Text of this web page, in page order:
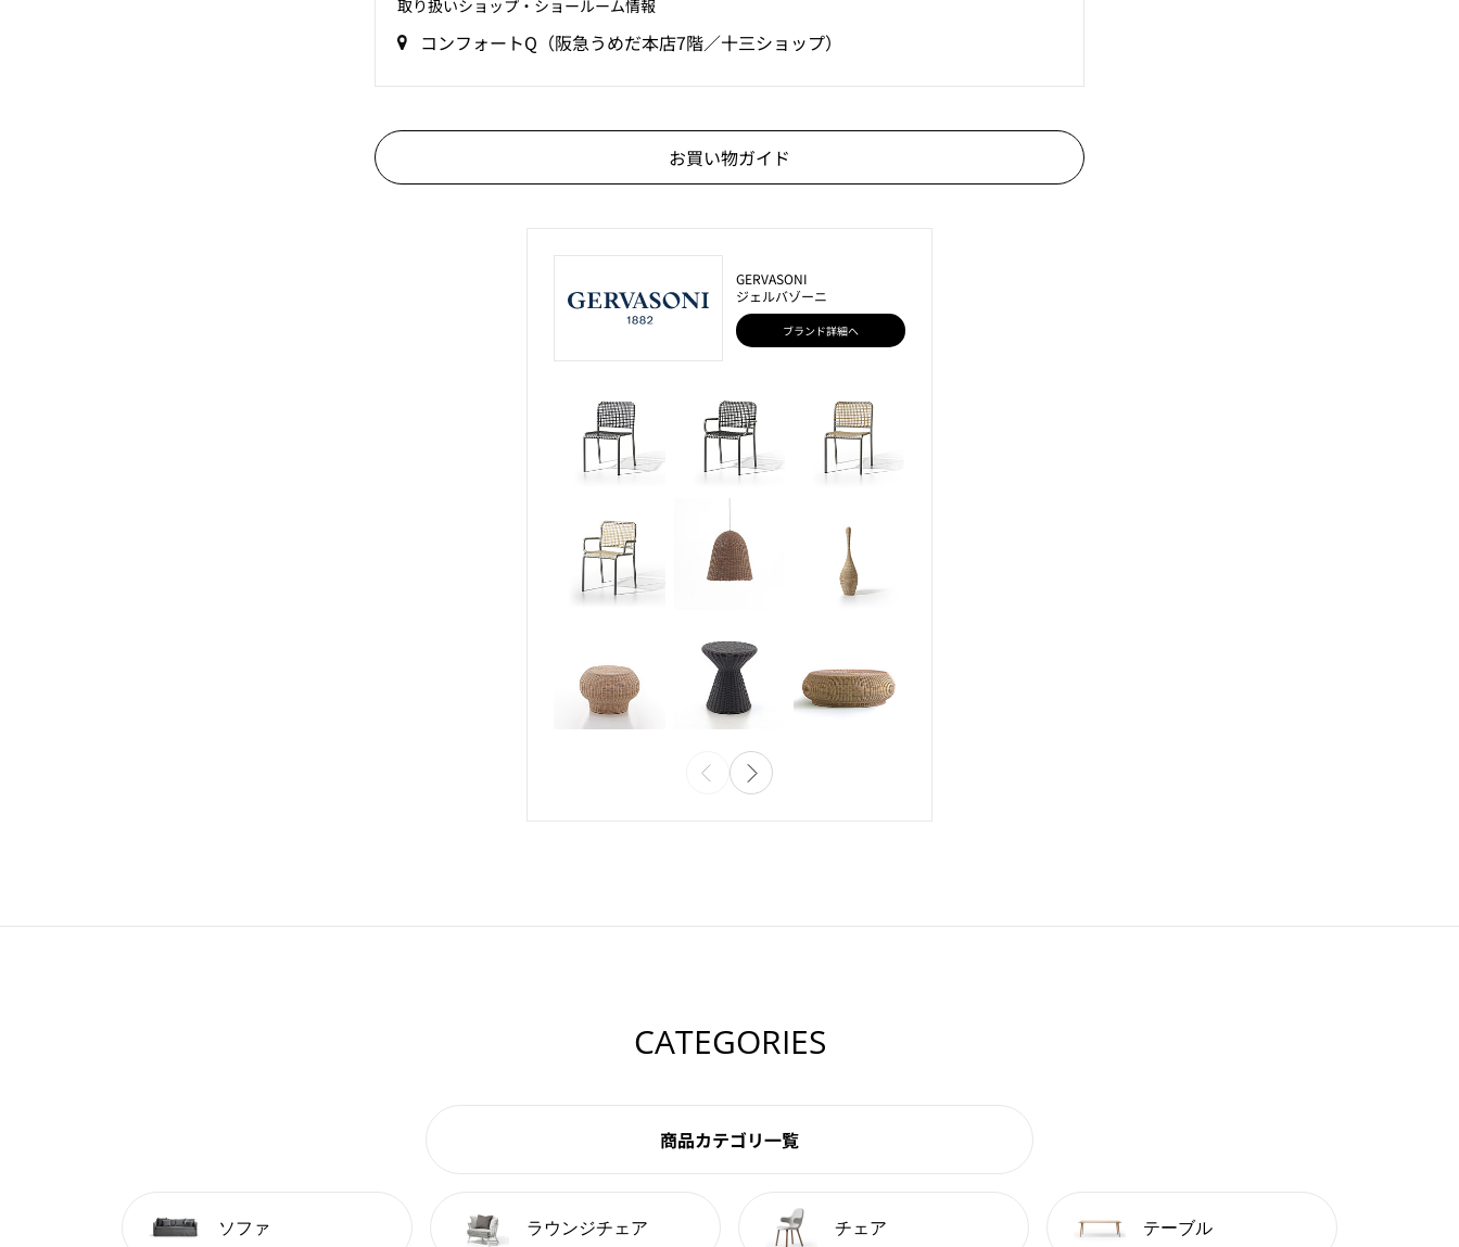
取り扱いショップ‧ショールーム情報
コンフォートQ（阪急うめだ本店7階／十三ショップ）
お買い物ガイド
GERVASONI
ジェルバゾーニ
ブランド詳細へ
CATEGORIES
商品カテゴリ一覧
ソファ ラウンジチェア チェア テーブル